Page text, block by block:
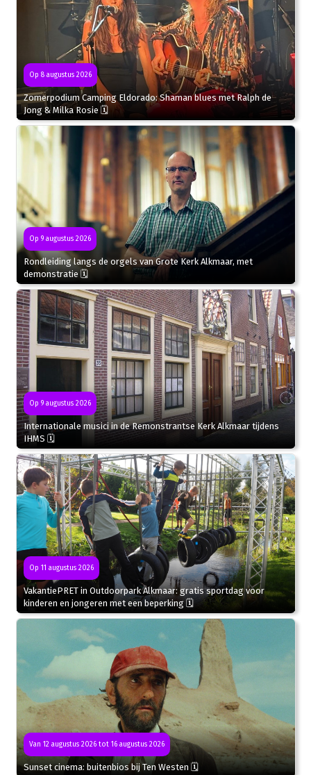
Op 8 augustus 2026
Zomerpodium Camping Eldorado: Shaman blues met Ralph de
Jong & Milka Rosie 🗓
Op 9 augustus 2026
Rondleiding langs de orgels van Grote Kerk Alkmaar, met
demonstratie 🗓
Op 9 augustus 2026
Internationale musici in de Remonstrantse Kerk Alkmaar tijdens
IHMS 🗓
Op 11 augustus 2026
VakantiePRET in Outdoorpark Alkmaar: gratis sportdag voor
kinderen en jongeren met een beperking 🗓
Van 12 augustus 2026 tot 16 augustus 2026
Sunset cinema: buitenbios bij Ten Westen 🗓